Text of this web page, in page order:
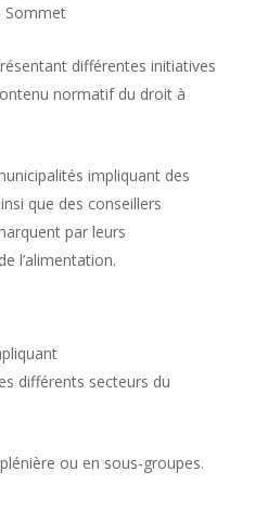
Sommet
différentes initiatives
normatif du droit à
impliquant des
que des conseillers
par leurs
l’alimentation.
différents secteurs du
ou en sous-groupes.